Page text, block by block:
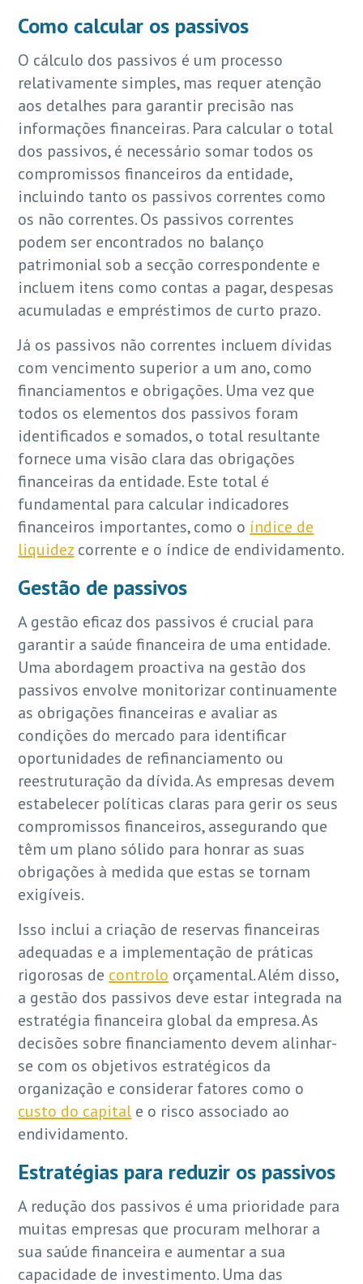
Como calcular os passivos
O cálculo dos passivos é um processo
relativamente simples, mas requer atenção
aos detalhes para garantir precisão nas
informações financeiras. Para calcular o total
dos passivos, é necessário somar todos os
compromissos financeiros da entidade,
incluindo tanto os passivos correntes como
os não correntes. Os passivos correntes
podem ser encontrados no balanço
patrimonial sob a secção correspondente e
incluem itens como contas a pagar, despesas
acumuladas e empréstimos de curto prazo.
Já os passivos não correntes incluem dívidas
com vencimento superior a um ano, como
financiamentos e obrigações. Uma vez que
todos os elementos dos passivos foram
identificados e somados, o total resultante
fornece uma visão clara das obrigações
financeiras da entidade. Este total é
fundamental para calcular indicadores
financeiros importantes, como o índice de
liquidez corrente e o índice de endividamento.
Gestão de passivos
A gestão eficaz dos passivos é crucial para
garantir a saúde financeira de uma entidade.
Uma abordagem proactiva na gestão dos
passivos envolve monitorizar continuamente
as obrigações financeiras e avaliar as
condições do mercado para identificar
oportunidades de refinanciamento ou
reestruturação da dívida. As empresas devem
estabelecer políticas claras para gerir os seus
compromissos financeiros, assegurando que
têm um plano sólido para honrar as suas
obrigações à medida que estas se tornam
exigíveis.
Isso inclui a criação de reservas financeiras
adequadas e a implementação de práticas
rigorosas de controlo orçamental. Além disso,
a gestão dos passivos deve estar integrada na
estratégia financeira global da empresa. As
decisões sobre financiamento devem alinhar-
se com os objetivos estratégicos da
organização e considerar fatores como o
custo do capital e o risco associado ao
endividamento.
Estratégias para reduzir os passivos
A redução dos passivos é uma prioridade para
muitas empresas que procuram melhorar a
sua saúde financeira e aumentar a sua
capacidade de investimento. Uma das